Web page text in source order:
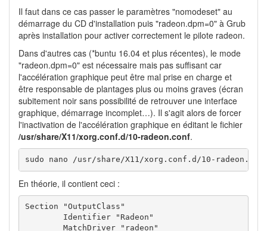
Il faut dans ce cas passer le paramètres "nomodeset" au
démarrage du CD d'installation puis "radeon.dpm=0" à Grub
après installation pour activer correctement le pilote radeon.
Dans d'autres cas (*buntu 16.04 et plus récentes), le mode
"radeon.dpm=0" est nécessaire mais pas suffisant car
l'accélération graphique peut être mal prise en charge et
être responsable de plantages plus ou moins graves (écran
subitement noir sans possibilité de retrouver une interface
graphique, démarrage incomplet…). Il s'agit alors de forcer
l'inactivation de l'accélération graphique en éditant le fichier
/usr/share/X11/xorg.conf.d/10-radeon.conf.
sudo nano /usr/share/X11/xorg.conf.d/10-
En théorie, il contient ceci :
Section "OutputClass"